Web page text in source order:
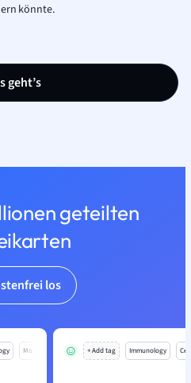
könnte.
geht’s
geteilten
los
Mo + Add tag Immunology